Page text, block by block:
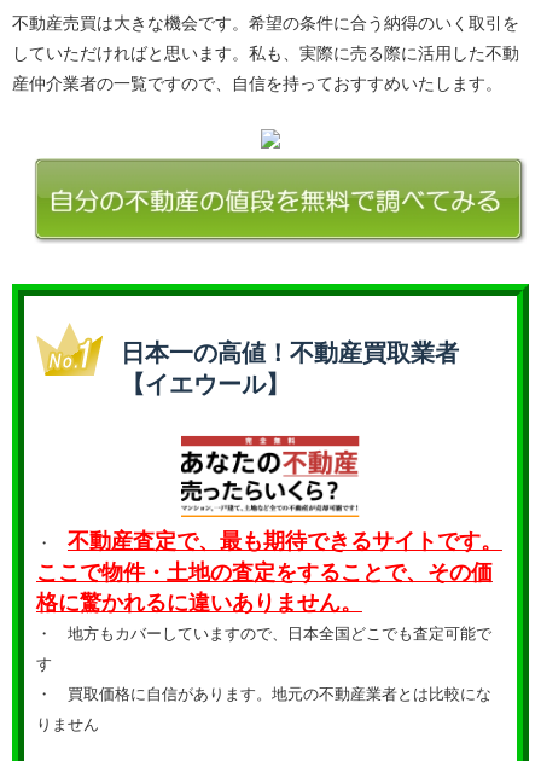
不動産売買は大きな機会です。希望の条件に合う納得のいく取引を
していただければと思います。私も、実際に売る際に活用した不動
産仲介業者の一覧ですので、自信を持っておすすめいたします。
日本一の高値！不動産買取業者
【イエウール】
・ 不動産査定で、最も期待できるサイトです。
ここで物件・土地の査定をすることで、その価
格に驚かれるに違いありません。
・ 地方もカバーしていますので、日本全国どこでも査定可能で
す
・ 買取価格に自信があります。地元の不動産業者とは比較にな
りません